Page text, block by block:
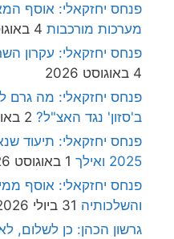
פנחס יחזקאלי: אוסף
מערכות מורכבות 4 באוגוסט 2026
פנחס יחזקאלי: עקרון
4 באוגוסט 2026
פנחס יחזקאלי: מה גרם
ב'סזון' נגד האצ"ל? 2 באוגוסט 2026
פנחס יחזקאלי: תיעוד
2025 ואילך
1 באוגוסט 2026
פנחס יחזקאלי: אוסף
והשלכותיה 31 ביולי 2026
גרשון הכהן: כן לשלום,